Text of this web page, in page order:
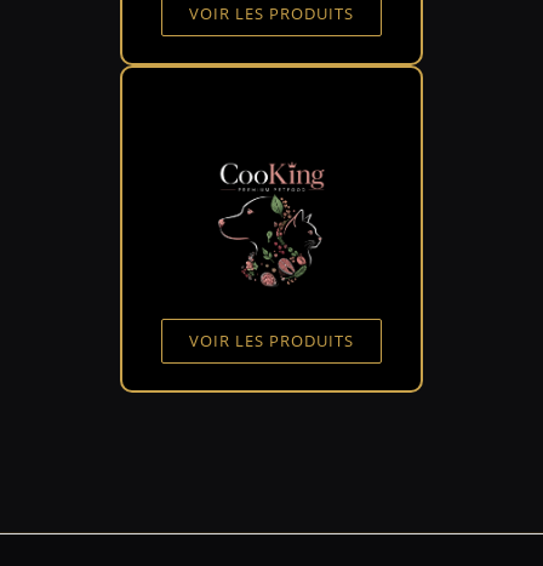
VOIR LES PRODUITS
VOIR LES PRODUITS